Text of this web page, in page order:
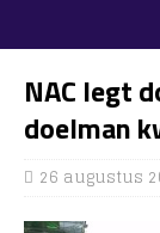
NAC legt
doelman
26 augustus